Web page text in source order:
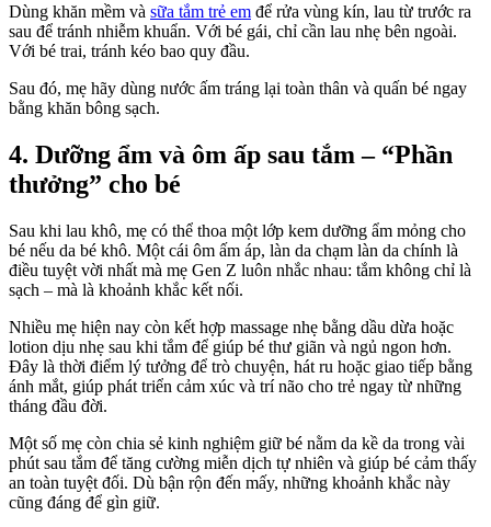
Dùng khăn mềm và sữa tắm trẻ em để rửa vùng kín, lau từ trước ra
sau để tránh nhiễm khuẩn. Với bé gái, chỉ cần lau nhẹ bên ngoài.
Với bé trai, tránh kéo bao quy đầu.
Sau đó, mẹ hãy dùng nước ấm tráng lại toàn thân và quấn bé ngay
bằng khăn bông sạch.
4. Dưỡng ẩm và ôm ấp sau tắm – “Phần
thưởng” cho bé
Sau khi lau khô, mẹ có thể thoa một lớp kem dưỡng ẩm mỏng cho
bé nếu da bé khô. Một cái ôm ấm áp, làn da chạm làn da chính là
điều tuyệt vời nhất mà mẹ Gen Z luôn nhắc nhau: tắm không chỉ là
sạch – mà là khoảnh khắc kết nối.
Nhiều mẹ hiện nay còn kết hợp massage nhẹ bằng dầu dừa hoặc
lotion dịu nhẹ sau khi tắm để giúp bé thư giãn và ngủ ngon hơn.
Đây là thời điểm lý tưởng để trò chuyện, hát ru hoặc giao tiếp bằng
ánh mắt, giúp phát triển cảm xúc và trí não cho trẻ ngay từ những
tháng đầu đời.
Một số mẹ còn chia sẻ kinh nghiệm giữ bé nằm da kề da trong vài
phút sau tắm để tăng cường miễn dịch tự nhiên và giúp bé cảm thấy
an toàn tuyệt đối. Dù bận rộn đến mấy, những khoảnh khắc này
cũng đáng để gìn giữ.